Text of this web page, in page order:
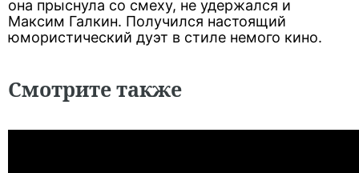
она прыснула со смеху, не удержался и
Максим Галкин. Получился настоящий
юмористический дуэт в стиле немого кино.
Смотрите также